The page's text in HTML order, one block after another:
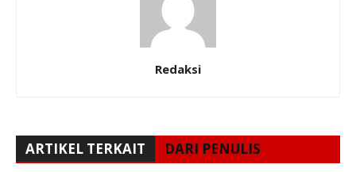
Redaksi
ARTIKEL TERKAIT DARI PENULIS